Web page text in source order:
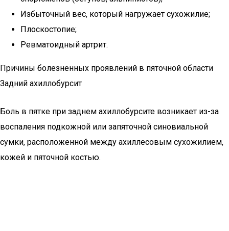
Избыточный вес, который нагружает сухожилие;
Плоскостопие;
Ревматоидный артрит.
Причины болезненных проявлений в пяточной области
Задний ахиллобурсит
Боль в пятке при заднем ахиллобурсите возникает из-за
воспаления подкожной или запяточной синовиальной
сумки, расположенной между ахиллесовым сухожилием,
кожей и пяточной костью.